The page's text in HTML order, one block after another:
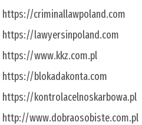
https://criminallawpoland.com
https://lawyersinpoland.com
https://www.kkz.com.pl
https://blokadakonta.com
https://kontrolacelnoskarbowa.pl
http://www.dobraosobiste.com.pl